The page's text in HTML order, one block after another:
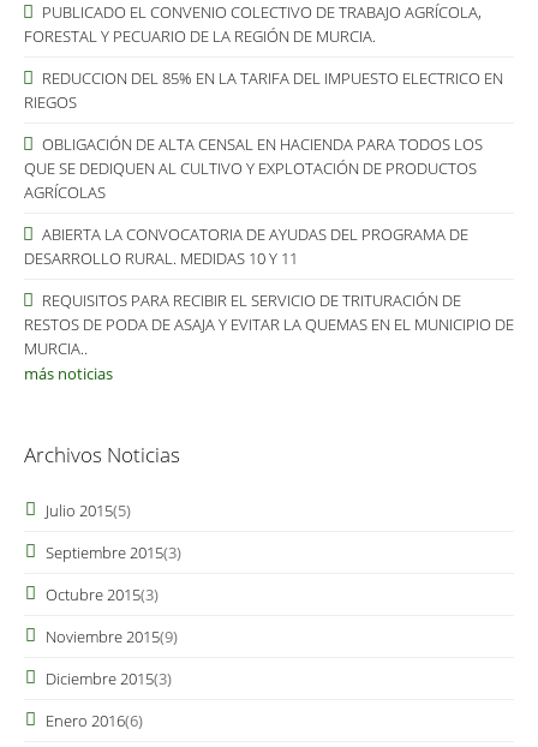
PUBLICADO EL CONVENIO COLECTIVO DE TRABAJO AGRÍCOLA,
FORESTAL Y PECUARIO DE LA REGIÓN DE MURCIA.
REDUCCION DEL 85% EN LA TARIFA DEL IMPUESTO ELECTRICO EN
RIEGOS
OBLIGACIÓN DE ALTA CENSAL EN HACIENDA PARA TODOS LOS
QUE SE DEDIQUEN AL CULTIVO Y EXPLOTACIÓN DE PRODUCTOS
AGRÍCOLAS
ABIERTA LA CONVOCATORIA DE AYUDAS DEL PROGRAMA DE
DESARROLLO RURAL. MEDIDAS 10 Y 11
REQUISITOS PARA RECIBIR EL SERVICIO DE TRITURACIÓN DE
RESTOS DE PODA DE ASAJA Y EVITAR LA QUEMAS EN EL MUNICIPIO DE
MURCIA..
más noticias
Archivos Noticias
Julio 2015(5)
Septiembre 2015(3)
Octubre 2015(3)
Noviembre 2015(9)
Diciembre 2015(3)
Enero 2016(6)